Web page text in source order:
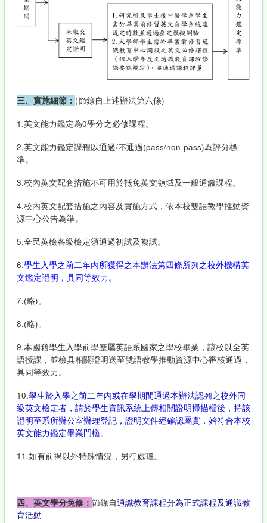
三、實施細節： (節錄自上述辦法第六條)
1.英文能力鑑定為0學分之必修課程。
2.英文能力鑑定課程以通過/不通過(pass/non-pass)為評分標
準。
3.校內英文配套措施不可用於抵免英文領域及一般通識課程。
4.校內英文配套措施之內容及實施方式，依本校雙語教學推動資
源中心公告為準。
5.全民英檢各級檢定須通過初試及複試。
6.學生入學之前二年內所獲得之本辦法第四條所列之校外機構英
文鑑定證明，具同等效力。
7.(略)。
8.(略)。
9.本國籍學生入學前學歷屬英語系國家之學校畢業，該校以全英
語授課，並檢具相關證明送至雙語教學推動資源中心審核通過，
具同等效力。
10.學生於入學之前二年內或在學期間通過本辦法認列之校外同
級英文檢定者，請於學生資訊系統上傳相關證明掃描檔後，持該
證明至系所辦公室辦理登記，證明文件經確認屬實，始符合本校
英文能力鑑定畢業門檻。
11.如有前揭以外特殊情況，另行處理。
四、英文學分免修： 節錄自通識教育課程分為正式課程及通識教
育活動